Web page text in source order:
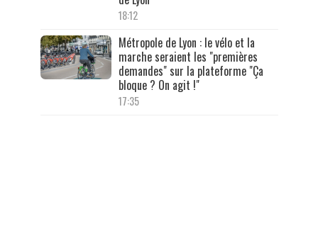
18:12
Métropole de Lyon : le vélo et la
marche seraient les "premières
demandes" sur la plateforme "Ça
bloque ? On agit !"
17:35